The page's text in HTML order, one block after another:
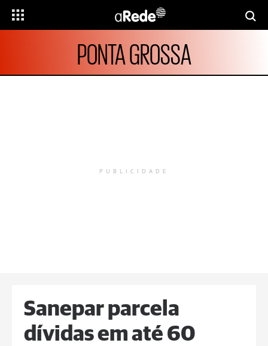
PONTA GROSSA
PUBLICIDADE
Sanepar parcela
dívidas em até 60